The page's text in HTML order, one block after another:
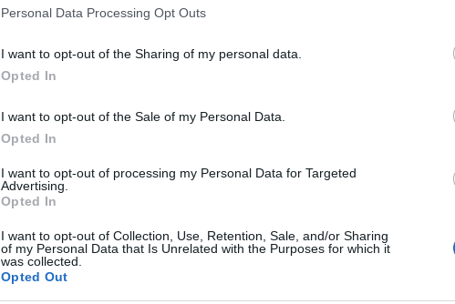
Personal Data Processing Opt Outs
I want to opt-out of the Sharing of my personal data.
Opted In
I want to opt-out of the Sale of my Personal Data.
Opted In
I want to opt-out of processing my Personal Data for Targeted
Advertising.
Opted In
I want to opt-out of Collection, Use, Retention, Sale, and/or Sharing
of my Personal Data that Is Unrelated with the Purposes for which it
was collected.
Opted Out
Στην υπόλοιπη χώρα γενικά αίθριος καιρός αλλά τις
αναπτυχθούν νεφώσεις και θα εκδηλωθούν τοπικοί
ορεινά.